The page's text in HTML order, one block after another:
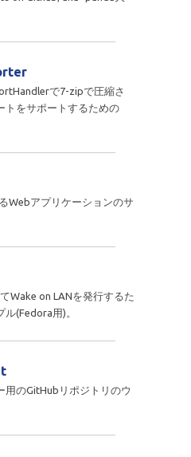
で7-zipで圧縮さ
トをサポートするための
Webアプリケーションのサ
Wake on LANを発行するた
(Fedora用)。
のGitHubリポジトリのウ